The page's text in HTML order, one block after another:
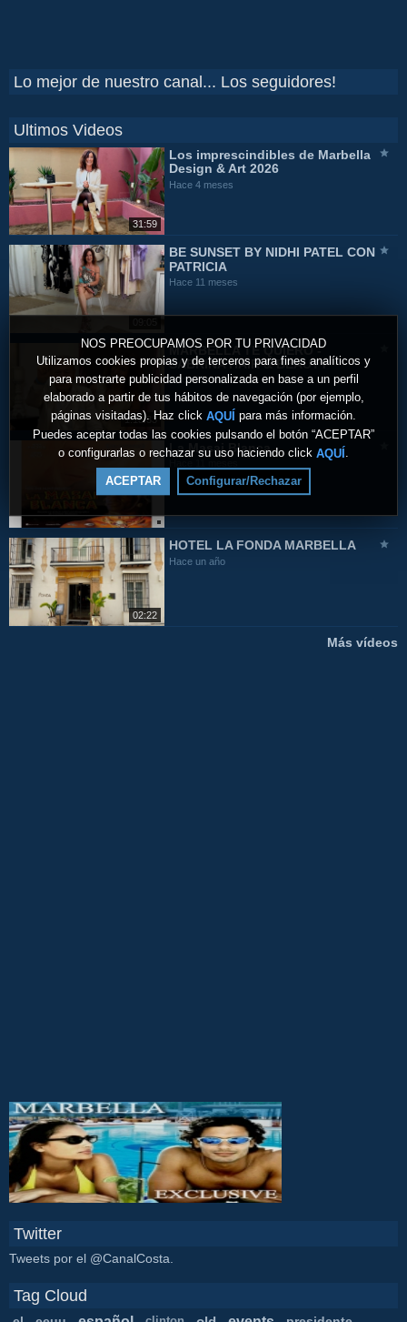
NOS PREOCUPAMOS POR TU PRIVACIDAD
Utilizamos cookies propias y de terceros para fines analíticos y
para mostrarte publicidad personalizada en base a un perfil
elaborado a partir de tus hábitos de navegación (por ejemplo,
páginas visitadas). Haz click AQUÍ para más información.
Puedes aceptar todas las cookies pulsando el botón “ACEPTAR”
o configurarlas o rechazar su uso haciendo click AQUÍ
ACEPTAR Configurar/Rechazar
Lo mejor de nuestro canal... Los seguidores!
Ultimos Videos
31:59
Los imprescindibles de Marbella
Design & Art 2026
Hace 4 meses
BE SUNSET BY NIDHI PATEL CON
PATRICIA
Hace 11 meses
1:18:33
MARBELLA TE QUIERO -
SABRINA HAIR & BEAUTY
Hace 11 meses
La Masai Blanca
02:22
HOTEL LA FONDA MARBELLA
Hace un año
Más vídeos
Twitter
Tweets por el @CanalCosta.
Tag Cloud